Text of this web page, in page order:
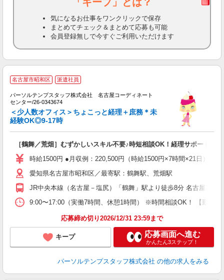
気になるお仕事をワンクリックで保存
まとめてチェック＆まとめて応募も可能
会員登録無しで今すぐご利用いただけます
名古屋市昭和区 派遣社員
パーソルテンプスタッフ株式会社 名古屋コーディネート
センター/26-0343674
＜少人数オフィス＞ちょこっと経理＋庶務＊未
経験OK◎9-17時
［鶴舞／荒畑］むずかしいスキル不要♪時短相談OK！経理サポート＊
時給1500円 ●月収例：220,500円（時給1500円×7時間×21日）
愛知県名古屋市昭和区／最寄駅：鶴舞駅、荒畑駅
JR中央本線（名古屋－塩尻）「鶴舞」駅より徒歩8分 名古屋市営
9:00〜17:00（実働7時間、休憩1時間） ※時間相談OK！ 【勤務
応募締め切り2026/12/31 23:59まで
キープ 応募画面へ進む
かんたん3ステップ！
パーソルテンプスタッフ株式会社 の他の求人をみる